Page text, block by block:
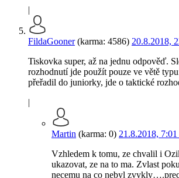
|
FildaGooner(karma: 4586) 20.8.2018,
Tiskovka super, až na jednu odpověď.
rozhodnutí jde použít pouze ve větě
přeřadil do juniorky, jde o taktické
|
Martin (karma: 0) 21.8.2018, 7:01
Vzhledem k tomu, ze chvalil i
ukazovat, ze na to ma. Zvlast
necemu na co nebyl